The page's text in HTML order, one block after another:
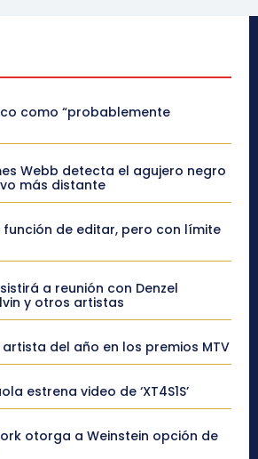
como “probablemente
Webb detecta el agujero negro
más distante
de editar, pero con límite
a reunión con Denzel
y otros artistas
artista del año en los premios MTV
estrena video de ‘XT4S1S’
otorga a Weinstein opción de